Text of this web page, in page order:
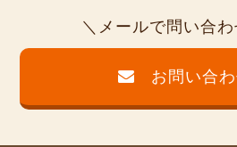
メールで問い合
お問い合